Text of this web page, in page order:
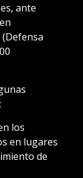
ante
los
en lugares
de